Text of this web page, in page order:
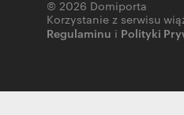
© 2026 Domiporta
Korzystanie z serwisu
Regulaminu i Polityki